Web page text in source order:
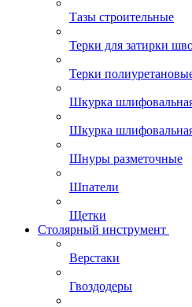
Тазы строительные
Терки для затирки
Терки
Шкурка
Шкурка
Шнуры разметочные
Шпатели
Щетки
Столярный инструмент
Верстаки
Гвоздодеры